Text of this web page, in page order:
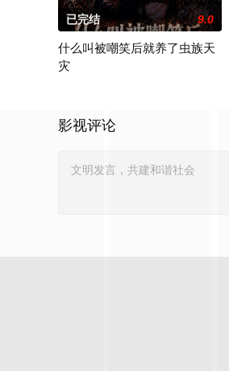
已完结 9.0
什么叫被嘲笑后就养了虫族天
灾
影视评论